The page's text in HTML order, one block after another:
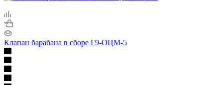
Клапан барабана в сборе Г9-ОЦМ-5